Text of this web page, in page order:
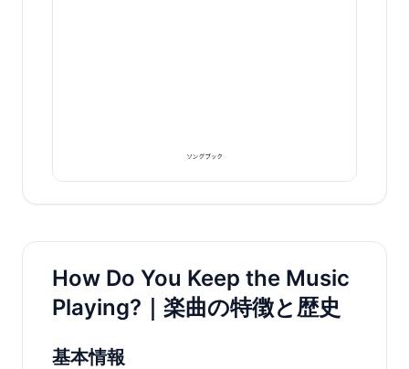
How Do You Keep the Music
Playing?｜楽曲の特徴と歴史
基本情報